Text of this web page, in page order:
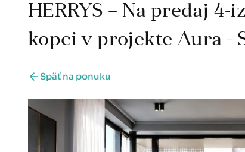
HERRYS – Na predaj
kopci v projekte Aura -
Späť na ponuku